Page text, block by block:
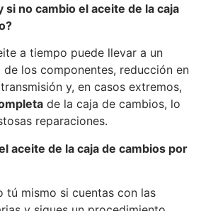
si no cambio el aceite de la caja
a tiempo puede llevar a un
de los componentes, reducción en
y, en casos extremos,
de la caja de cambios, lo
reparaciones.
aceite de la caja de cambios por
tú mismo si cuentas con las